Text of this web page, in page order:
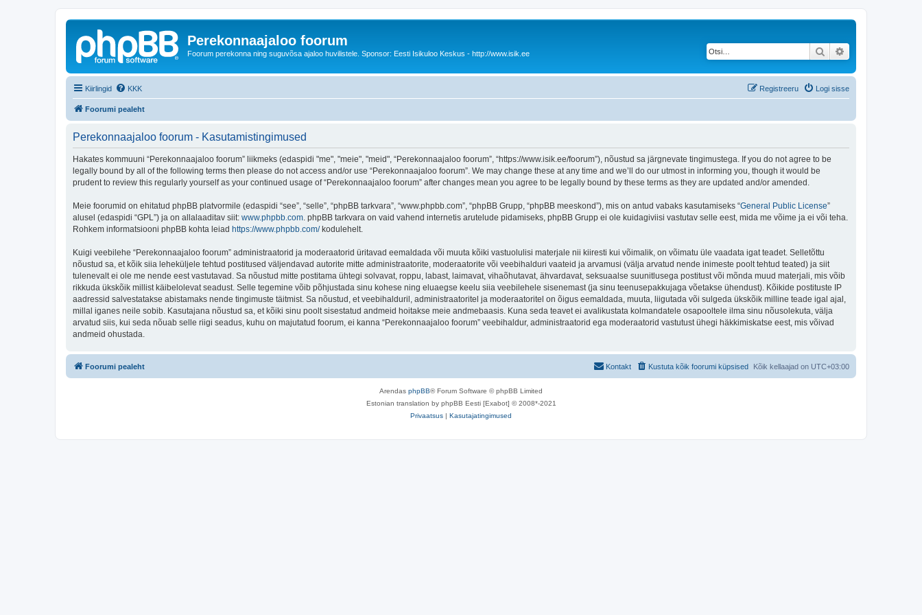
Perekonnaajaloo foorum
Foorum perekonna ning suguvõsa ajaloo huvilistele. Sponsor: Eesti Isikuloo Keskus - http://www.isik.ee Otsi
Kiirlingid KKK Logi sisse
Registreeru
Foorumi pealeht
Perekonnaajaloo foorum - Kasutamistingimused
Hakates kommuuni “Perekonnaajaloo foorum” liikmeks (edaspidi "me", "meie", "meid", “Perekonnaajaloo foorum”, “https://www.isik.ee/foorum”), nõustud sa järgnevate tingimustega. If you do not agree to be
legally bound by all of the following terms then please do not access and/or use “Perekonnaajaloo foorum”. We may change these at any time and we’ll do our utmost in informing you, though it would be
prudent to review this regularly yourself as your continued usage of “Perekonnaajaloo foorum” after changes mean you agree to be legally bound by these terms as they are updated and/or amended.
Meie foorumid on ehitatud phpBB platvormile (edaspidi “see”, “selle”, “phpBB tarkvara”, “www.phpbb.com”, “phpBB Grupp, “phpBB meeskond”), mis on antud vabaks kasutamiseks “General Public License”
alusel (edaspidi “GPL”) ja on allalaaditav siit: www.phpbb.com . phpBB tarkvara on vaid vahend internetis arutelude pidamiseks, phpBB Grupp ei ole kuidagiviisi vastutav selle eest, mida me võime ja ei või teha.
Rohkem informatsiooni phpBB kohta leiad https://www.phpbb.com/kodulehelt.
Kuigi veebilehe “Perekonnaajaloo foorum” administraatorid ja moderaatorid üritavad eemaldada või muuta kõiki vastuolulisi materjale nii kiiresti kui võimalik, on võimatu üle vaadata igat teadet. Selletõttu
nõustud sa, et kõik siia leheküljele tehtud postitused väljendavad autorite mitte administraatorite, moderaatorite või veebihalduri vaateid ja arvamusi (välja arvatud nende inimeste poolt tehtud teated) ja siit
tulenevalt ei ole me nende eest vastutavad. Sa nõustud mitte postitama ühtegi solvavat, roppu, labast, laimavat, vihaõhutavat, ähvardavat, seksuaalse suunitlusega postitust või mõnda muud materjali, mis võib
rikkuda ükskõik millist käibelolevat seadust. Selle tegemine võib põhjustada sinu kohese ning eluaegse keelu siia veebilehele sisenemast (ja sinu teenusepakkujaga võetakse ühendust). Kõikide postituste IP
aadressid salvestatakse abistamaks nende tingimuste täitmist. Sa nõustud, et veebihalduril, administraatoritel ja moderaatoritel on õigus eemaldada, muuta, liigutada või sulgeda ükskõik milline teade igal ajal,
millal iganes neile sobib. Kasutajana nõustud sa, et kõiki sinu poolt sisestatud andmeid hoitakse meie andmebaasis. Kuna seda teavet ei avalikustata kolmandatele osapooltele ilma sinu nõusolekuta, välja
arvatud siis, kui seda nõuab selle riigi seadus, kuhu on majutatud foorum, ei kanna “Perekonnaajaloo foorum” veebihaldur, administraatorid ega moderaatorid vastutust ühegi häkkimiskatse eest, mis võivad
andmeid ohustada.
Foorumi pealeht Kõik kellaajad on UTC+03:00
Kustuta kõik foorumi küpsised
Kontakt
Arendas phpBB® Forum Software © phpBB Limited
Estonian translation by phpBB Eesti [Exabot] © 2008*-2021
Privaatsus | Kasutajatingimused